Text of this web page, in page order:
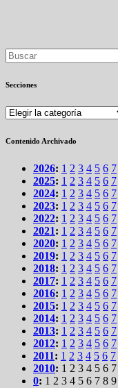
Secciones
Secciones
Contenido Archivado
2026: 1 2 3 4 5 6 7
2025: 1 2 3 4 5 6 7
2024: 1 2 3 4 5 6 7
2023: 1 2 3 4 5 6 7
2022: 1 2 3 4 5 6 7
2021: 1 2 3 4 5 6 7
2020: 1 2 3 4 5 6 7
2019: 1 2 3 4 5 6 7
2018: 1 2 3 4 5 6 7
2017: 1 2 3 4 5 6 7
2016: 1 2 3 4 5 6 7
2015: 1 2 3 4 5 6 7
2014: 1 2 3 4 5 6 7
2013: 1 2 3 4 5 6 7
2012: 1 2 3 4 5 6 7
2011: 1 2 3 4 5 6 7
2010: 1 2 3 4 5 6 7
0: 1 2 3 4 5 6 7 8 9